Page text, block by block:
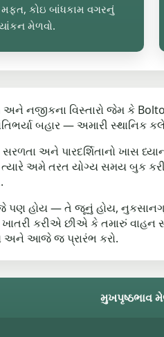
મફત, કોઇ બાંધકામ વગરનું
મેળવો.
નજીકના વિસ્તારો જેમ કે
બહાર — અમારી
સરળતા અને પારદર્શિતાનો ખાસ
ત્યારે અમે તરત યોગ્ય સમય
જે પણ હોય — તે જૂનું હોય,
કરીએ છીએ કે તમારું વાહન
અને આજે જ પ્રારંભ કરો.
મુખપૃષ્ઠભાવ